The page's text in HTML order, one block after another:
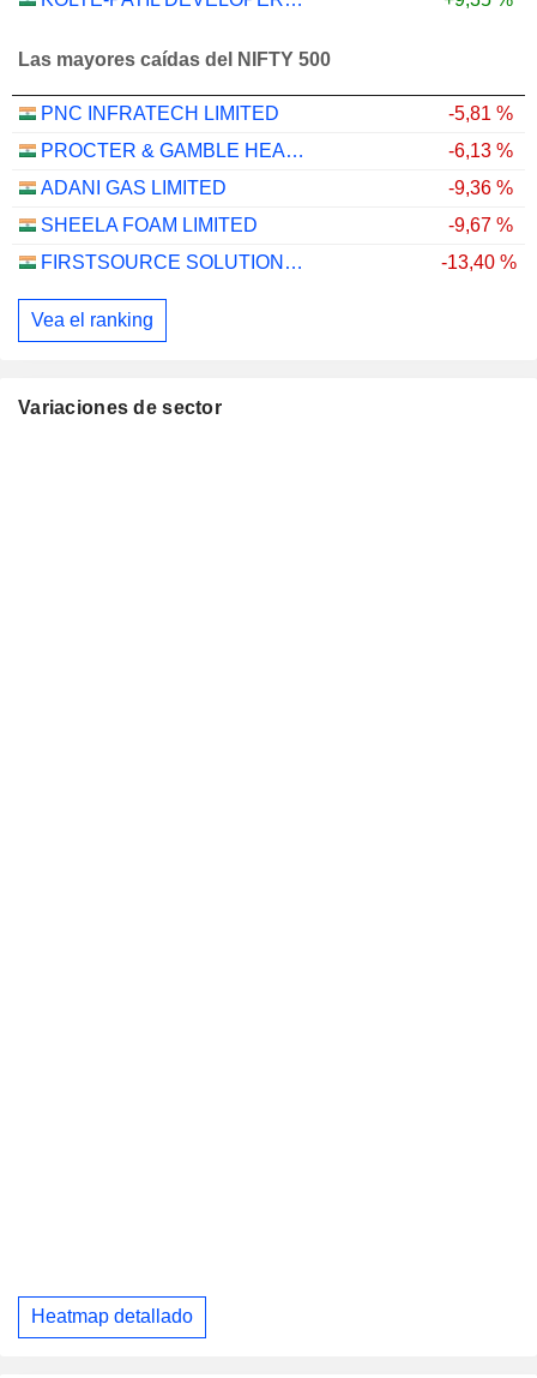
Las mayores caídas del NIFTY 500
PNC INFRATECH LIMITED
-5,81 %
PROCTER & GAMBLE HEALTH LIMITED
-6,13 %
ADANI GAS LIMITED
-9,36 %
SHEELA FOAM LIMITED
-9,67 %
FIRSTSOURCE SOLUTIONS LIMITED
-13,40 %
Vea el ranking
Variaciones de sector
Heatmap detallado